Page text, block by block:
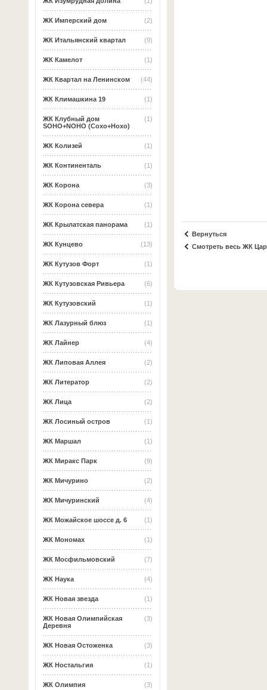
(2)
ЖК Имперский дом
(9)
ЖК Итальянский квартал
(1)
ЖК Камелот
(44)
ЖК Квартал на Ленинском
(1)
ЖК Климашкина 19
(1)
ЖК Клубный дом
SOHO+NOHO (Сохо+Нохо)
(1)
ЖК Колизей
(1)
ЖК Континенталь
(3)
ЖК Корона
(1)
ЖК Корона севера
(1)
ЖК Крылатская панорама
(13)
ЖК Кунцево
(1)
ЖК Кутузов Форт
(6)
ЖК Кутузовская Ривьера
(1)
ЖК Кутузовский
(1)
ЖК Лазурный блюз
(4)
ЖК Лайнер
(2)
ЖК Липовая Аллея
(2)
ЖК Литератор
(2)
ЖК Лица
(1)
ЖК Лосиный остров
(1)
ЖК Маршал
(9)
ЖК Миракс Парк
(2)
ЖК Мичурино
(4)
ЖК Мичуринский
(1)
ЖК Можайское шоссе д. 6
(1)
ЖК Мономах
(7)
ЖК Мосфильмовский
(4)
ЖК Наука
(1)
ЖК Новая звезда
(3)
ЖК Новая Олимпийская
Деревня
(3)
ЖК Новая Остоженка
(1)
ЖК Ностальгия
(3)
ЖК Олимпия
Вернуться
Смотреть весь ЖК